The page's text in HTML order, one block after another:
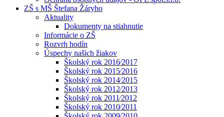
ZŠ s MŠ Štefana Žáryho
Aktuality
Dokumenty na stiahnutie
Informácie o ZŠ
Rozvrh hodín
Úspechy našich žiakov
Školský rok 2016⁄2017
Školský rok 2015⁄2016
Školský rok 2014⁄2015
Školský rok 2012⁄2013
Školský rok 2011⁄2012
Školský rok 2010⁄2011